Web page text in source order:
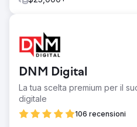
DNM Digital
La tua scelta premium per il
digitale
106 recensioni